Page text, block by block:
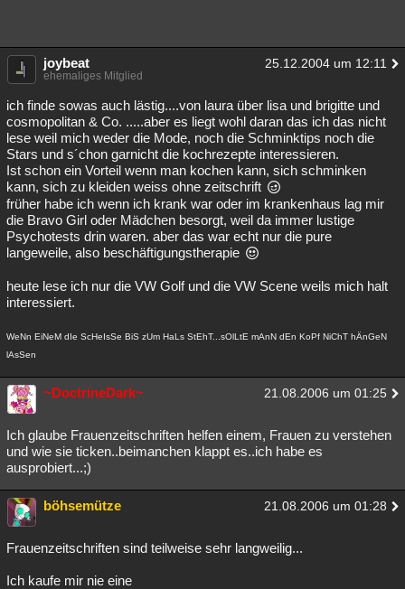
joybeat 25.12.2004 um 12:11
ehemaliges Mitglied
ich finde sowas auch lästig....von laura über lisa und brigitte und
cosmopolitan & Co. .....aber es liegt wohl daran das ich das nicht
lese weil mich weder die Mode, noch die Schminktips noch die
Stars und s´chon garnicht die kochrezepte interessieren.
Ist schon ein Vorteil wenn man kochen kann, sich schminken
kann, sich zu kleiden weiss ohne zeitschrift
früher habe ich wenn ich krank war oder im krankenhaus lag mir
die Bravo Girl oder Mädchen besorgt, weil da immer lustige
Psychotests drin waren. aber das war echt nur die pure
langeweile, also beschäftigungstherapie
heute lese ich nur die VW Golf und die VW Scene weils mich halt
interessiert.
WeNn EiNeM dIe ScHeIsSe BiS zUm HaLs StEhT...sOlLtE mAnN dEn KoPf NiChT hÄnGeN
lAsSen
~DoctrineDark~ 21.08.2006 um 01:25
Ich glaube Frauenzeitschriften helfen einem, Frauen zu verstehen
und wie sie ticken..beimanchen klappt es..ich habe es
ausprobiert...;)
böhsemütze 21.08.2006 um 01:28
Frauenzeitschriften sind teilweise sehr langweilig...
Ich kaufe mir nie eine